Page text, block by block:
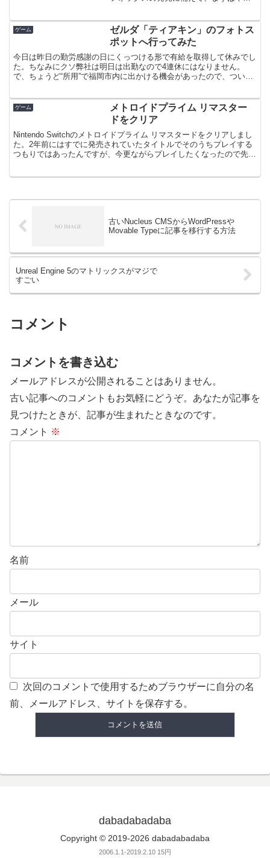
ソフト自体は比較的早くからあったもの
の、品薄...
ゲーム
ゼルダ「ティアキン」のフォトス
ポットへ行ってみた
今日は昨日の勤労感謝の日にくっつける形で有給を取得して休みでし
た。ちなみにクソ弊社は明日は出勤なので4連休にはなりません。
で、ちょうど“所用”で福岡市内に出かける機会があったので、ついで
ゲーム
メトロイドプライム リマスター
ドをクリア
Nintendo Switchのメトロイドプライム リマスタードをクリアしまし
た。2年前にはすでに発売されていたタイトルでそのうちプレイする
つもりではあったんですが、今更ながらプレイしたくなったので先週
古いNucleus CMSからWordPressや
Movable Typeに記事を移行する方法
Unreal Engine 5のマトリックスがマジで
すごい
コメント
コメントを書き込む
メールアドレスが公開されることはありません。
古い記事へのコメントもお気軽にどうぞ。あなたが記事を
見つけたときが、記事が生まれたときなのです。
コメント ※
名前
メール
サイト
次回のコメントで使用するためブラウザーに自分の名
前、メールアドレス、サイトを保存する。
dabadabadaba
Copyright © 2019-2026 dabadabadaba
2006.1.1-2019.2.10 15円